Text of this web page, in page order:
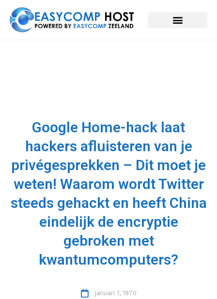
Google Home-hack laat
hackers afluisteren van je
privégesprekken – Dit moet je
weten! Waarom wordt Twitter
steeds gehackt en heeft China
eindelijk de encryptie
gebroken met
kwantumcomputers?
januari 1, 1970